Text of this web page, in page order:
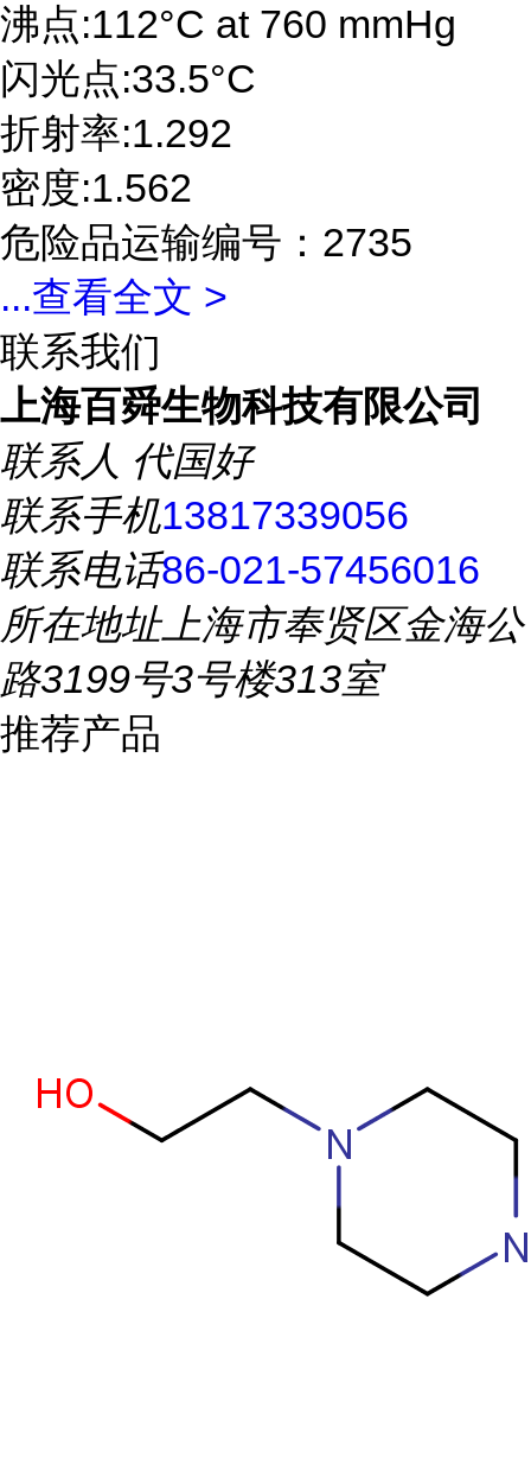
沸点:112°C at 760 mmHg
闪光点:33.5°C
折射率:1.292
密度:1.562
危险品运输编号：2735
...查看全文 >
联系我们
上海百舜生物科技有限公司
联系人 代国好
联系手机13817339056
联系电话86-021-57456016
所在地址上海市奉贤区金海公
路3199号3号楼313室
推荐产品